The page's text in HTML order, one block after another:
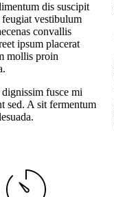
dis suscipit
vestibulum
convallis
ipsum placerat
mollis proin
fusce mi
sed. A sit fermentum